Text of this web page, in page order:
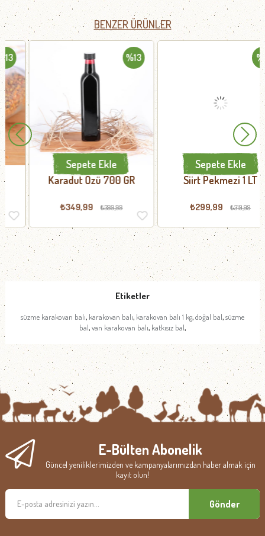
BENZER ÜRÜNLER
Karadut Özü 700 GR
₺349,99 ₺399,99
Sepete Ekle
Siirt Pekmezi 1 LT
₺299,99 ₺319,99
Sepete Ekle
Etiketler
süzme karakovan balı, karakovan balı, karakovan balı 1 kg,doğal bal,süzme
bal,van karakovan balı, katkısız bal,
E-Bülten Abonelik
Güncel yeniliklerimizden ve kampanyalarımızdan haber almak için
kayıt olun!
Gönder